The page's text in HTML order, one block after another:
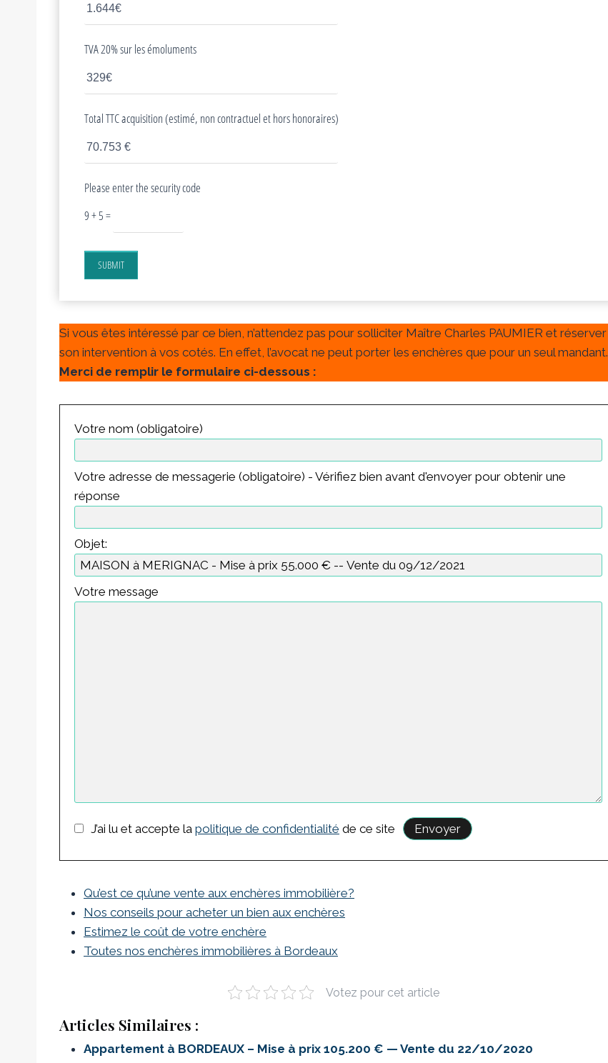
TVA 20% sur les émoluments
Total TTC acquisition (estimé, non contractuel et hors honoraires)
Please enter the security code
9 + 5 =
SUBMIT
Si vous êtes intéressé par ce bien, n’attendez pas pour solliciter Maître Charles PAUMIER et réserver
son intervention à vos cotés. En effet, l’avocat ne peut porter les enchères que pour un seul mandant.
Merci de remplir le formulaire ci-dessous :
Votre nom (obligatoire)
Votre adresse de messagerie (obligatoire) - Vérifiez bien avant d'envoyer pour obtenir une
réponse
Objet:
Votre message
J’ai lu et accepte la politique de confidentialité de ce site
Qu’est ce qu’une vente aux enchères immobilière?
Nos conseils pour acheter un bien aux enchères
Estimez le coût de votre enchère
Toutes nos enchères immobilières à Bordeaux
Votez pour cet article
Articles Similaires :
Appartement à BORDEAUX – Mise à prix 105.200 € — Vente du 22/10/2020